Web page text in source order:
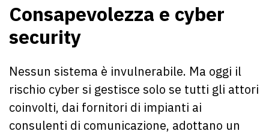
Consapevolezza e cyber
security
Nessun sistema è invulnerabile. Ma oggi il
rischio cyber si gestisce solo se tutti gli attori
coinvolti, dai fornitori di impianti ai
consulenti di comunicazione, adottano un